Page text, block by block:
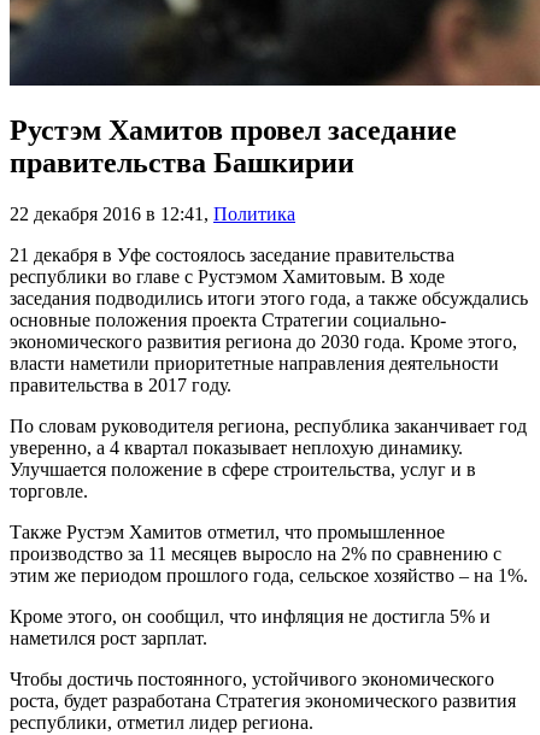
Рустэм Хамитов провел заседание
правительства Башкирии
22 декабря 2016 в 12:41 , Политика
21 декабря в Уфе состоялось заседание правительства
республики во главе с Рустэмом Хамитовым. В ходе
заседания подводились итоги этого года, а также обсуждались
основные положения проекта Стратегии социально-
экономического развития региона до 2030 года. Кроме этого,
власти наметили приоритетные направления деятельности
правительства в 2017 году.
По словам руководителя региона, республика заканчивает год
уверенно, а 4 квартал показывает неплохую динамику.
Улучшается положение в сфере строительства, услуг и в
торговле.
Также Рустэм Хамитов отметил, что промышленное
производство за 11 месяцев выросло на 2% по сравнению с
этим же периодом прошлого года, сельское хозяйство – на 1%.
Кроме этого, он сообщил, что инфляция не достигла 5% и
наметился рост зарплат.
Чтобы достичь постоянного, устойчивого экономического
роста, будет разработана Стратегия экономического развития
республики, отметил лидер региона.